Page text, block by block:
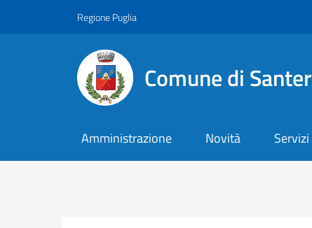
Regione Puglia
Comune di
Amministrazione Novità Servizi